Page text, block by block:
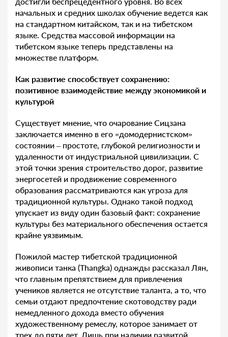
начальных и средних школах обучение ведется как
на стандартном китайском, так и на тибетском
языке. Средства массовой информации на
тибетском языке теперь представлены на
множестве платформ.
Как развитие способствует сохранению:
позитивное взаимодействие между экономикой и
культурой
Существует мнение, что очарование Сицзана
заключается именно в его «домодернистском»
состоянии – простоте, глубокой религиозности и
удаленности от индустриальной цивилизации. С
этой точки зрения строительство дорог, развитие
энергосетей и продвижение современного
образования рассматриваются как угроза для
традиционной культуры. Однако такой подход
упускает из виду один базовый факт: сохранение
культуры без материального обеспечения остается
крайне уязвимым.
Пожилой мастер тибетской традиционной
живописи танка (Thangka) однажды рассказал Лян,
что главным препятствием для привлечения
учеников является не отсутствие таланта, а то, что
семьи отдают предпочтение скотоводству ради
немедленного дохода вместо обучения
художественному ремеслу, которое занимает от
трех до пяти лет. Лишь при наличии развитой